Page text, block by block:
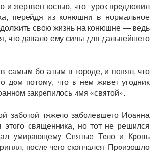
и жертвенностью, что турок предложил
перейдя из конюшни в нормальное
свою жизнь на конюшне — ведь
что давало ему силы для дальнейшего
самым богатым в городе, и понял, что
дом потому, что в нем живет угодник
закрепилось имя «святой».
заботой тяжело заболевшего Иоанна
священника, но тот не решился
умирающему Святые Тело и Кровь
после чего скончался. Произошло